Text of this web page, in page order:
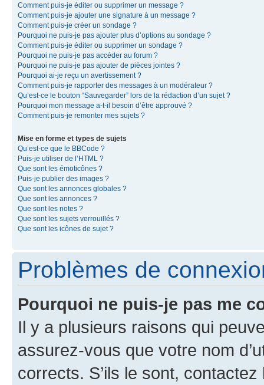
Comment puis-je éditer ou supprimer un message ?
Comment puis-je ajouter une signature à un message ?
Comment puis-je créer un sondage ?
Pourquoi ne puis-je pas ajouter plus d’options au sondage ?
Comment puis-je éditer ou supprimer un sondage ?
Pourquoi ne puis-je pas accéder au forum ?
Pourquoi ne puis-je pas ajouter de pièces jointes ?
Pourquoi ai-je reçu un avertissement ?
Comment puis-je rapporter des messages à un modérateur ?
Qu’est-ce le bouton “Sauvegarder” lors de la rédaction d’un sujet ?
Pourquoi mon message a-t-il besoin d’être approuvé ?
Comment puis-je remonter mes sujets ?
Mise en forme et types de sujets
Qu’est-ce que le BBCode ?
Puis-je utiliser de l’HTML ?
Que sont les émoticônes ?
Puis-je publier des images ?
Que sont les annonces globales ?
Que sont les annonces ?
Que sont les notes ?
Que sont les sujets verrouillés ?
Que sont les icônes de sujet ?
Problèmes de
Pourquoi ne puis-je pas me
Il y a plusieurs raisons qui
assurez-vous que votre nom
corrects. S’ils le sont,